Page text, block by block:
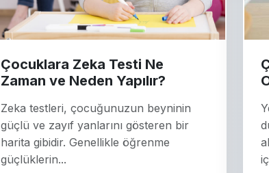
Çocuklara Zeka Testi Ne
Zaman ve Neden Yapılır?
Zeka testleri, çocuğunuzun beyninin
güçlü ve zayıf yanlarını gösteren bir
harita gibidir. Genellikle öğrenme
güçlüklerin...